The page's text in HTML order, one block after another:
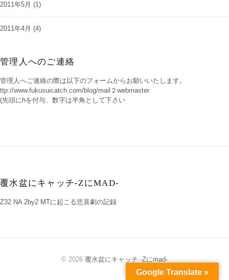
2011年5月 (1)
2011年4月 (4)
管理人へのご連絡
管理人へご連絡の際は以下のフォームからお願いいたします。
ttp://www.fukusuicatch.com/blog/mail２webmaster
(先頭にhを付与、数字は半角として下さい
覆水盆にキャッチ-ZにMAD-
Z32 NA 2by2 MTに起こる悲喜劇の記録
© 2026 覆水盆にキャッチ -Zにmad-
Google Translate »